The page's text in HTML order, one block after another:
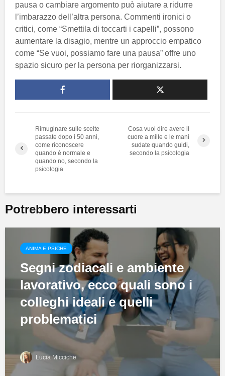
pausa o cambiare argomento può aiutare a ridurre
l’imbarazzo dell’altra persona. Commenti ironici o
critici, come “Smettila di toccarti i capelli”, possono
aumentare la disagio, mentre un approccio empatico
come “Se vuoi, possiamo fare una pausa” offre uno
spazio sicuro per la persona per riorganizzarsi.
Rimuginare sulle scelte
passate dopo i 50 anni,
come riconoscere
quando è normale e
quando no, secondo la
psicologia
Cosa vuol dire avere il
cuore a mille e le mani
sudate quando guidi,
secondo la psicologia
Potrebbero interessarti
ANIMA E PSICHE
Segni zodiacali e ambiente
lavorativo, ecco quali sono i
colleghi ideali e quelli
problematici
Lucia Micciche